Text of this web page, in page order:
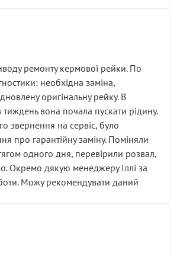
ремонту кермової рейки. По
необхідна заміна,
оригінальну рейку. В
тиждень вона почала пускати рідину.
звернення на сервіс, було
про гарантійну заміну. Поміняли
одного дня, перевірили розвал,
Окремо дякую менеджеру Іллі за
Можу рекомендувати даний